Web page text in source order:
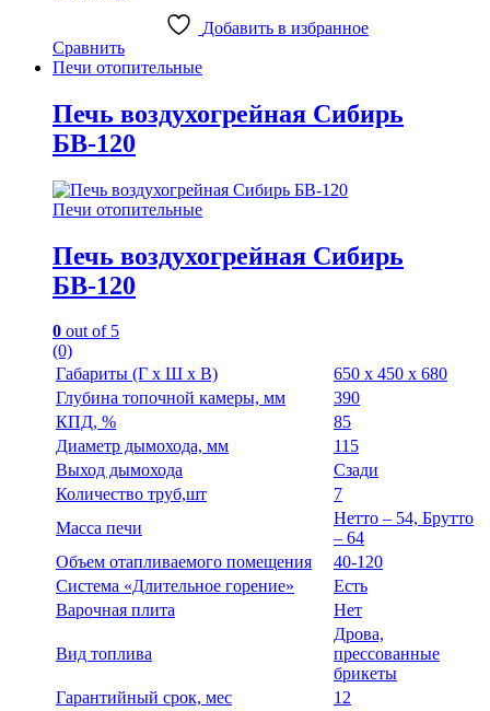
Добавить в избранное
Сравнить
Печи отопительные
Печь воздухогрейная Сибирь
БВ-120
Печи отопительные
Печь воздухогрейная Сибирь
БВ-120
0 out of 5
(0)
Габариты (Г х Ш х В)
650 х 450 х 680
Глубина топочной камеры, мм
390
КПД, %
85
Диаметр дымохода, мм
115
Выход дымохода
Сзади
Количество труб,шт
7
Масса печи
Нетто – 54, Брутто
– 64
Объем отапливаемого помещения
40-120
Система «Длительное горение»
Есть
Варочная плита
Нет
Вид топлива
Дрова,
прессованные
брикеты
Гарантийный срок, мес
12